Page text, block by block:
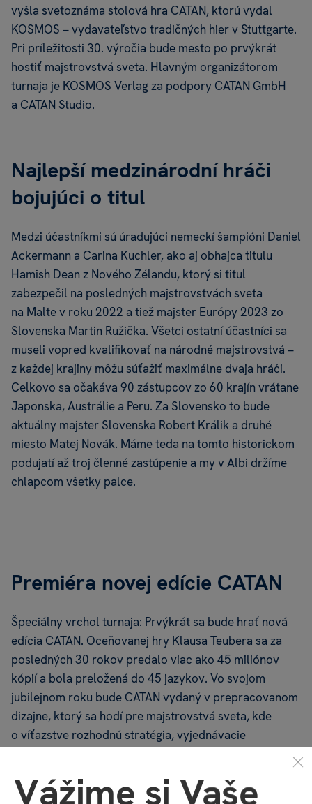
vyšla svetoznáma stolová hra CATAN, ktorú vydal
KOSMOS – vydavateľstvo tradičných hier v Stuttgarte.
Pri príležitosti 30. výročia bude mesto po prvýkrát
hostiť majstrovstvá sveta. Hlavným organizátorom
turnaja je KOSMOS Verlag za podpory CATAN GmbH
a CATAN Studio.
Najlepší medzinárodní hráči
bojujúci o titul
Medzi účastníkmi sú úradujúci nemeckí šampióni Daniel
Ackermann a Carina Kuchler, ako aj obhajca titulu
Hamish Dean z Nového Zélandu, ktorý si titul
zabezpečil na posledných majstrovstvách sveta
na Malte v roku 2022 a tiež majster Európy 2023 zo
Slovenska Martin Ružička. Všetci ostatní účastníci sa
museli vopred kvalifikovať na národné majstrovstvá –
z každej krajiny môžu súťažiť maximálne dvaja hráči.
Celkovo sa očakáva 90 zástupcov zo 60 krajín vrátane
Japonska, Austrálie a Peru. Za Slovensko to bude
aktuálny majster Slovenska Robert Králik a druhé
miesto Matej Novák. Máme teda na tomto historickom
podujatí až troj členné zastúpenie a my v Albi držíme
chlapcom všetky palce.
Premiéra novej edície CATAN
Špeciálny vrchol turnaja: Prvýkrát sa bude hrať nová
edícia CATAN. Oceňovanej hry Klausa Teubera sa za
posledných 30 rokov predalo viac ako 45 miliónov
kópií a bola preložená do 45 jazykov. Vo svojom
jubilejnom roku bude CATAN vydaný v prepracovanom
dizajne, ktorý sa hodí pre majstrovstvá sveta, kde
o víťazstve rozhodnú stratégia, vyjednávacie
Ďalšie informácie o svetovom šampionáte v Stuttgarte
Vážime si Vaše